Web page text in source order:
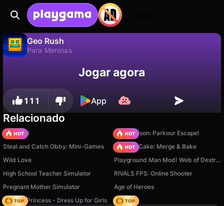
Geo Rush
Para Meninas
Salve o progresso!Jogar agora
111 App
Relacionado
TB World
Barry Prison: Parkour Escape!
Steal and Catch Obby: Mini-Games
Piece of Cake: Merge & Bake
Wild Love
Playground Man Mod! Web of Destruction!
High School Teacher Simulator
RIVALS FPS: Online Shooter
Pregnant Mother Simulator
Age of Heroes
Fashion Princess - Dress Up for Girls
Hedgies